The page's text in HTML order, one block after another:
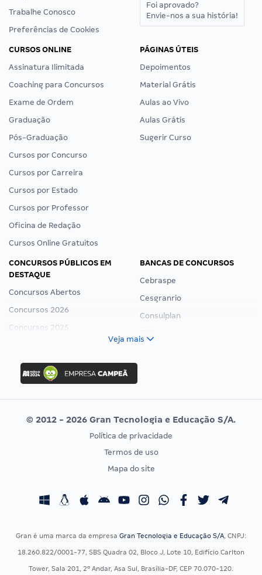
Trabalhe Conosco
Preferências de Cookies
Foi aprovado?
Envie-nos a sua história!
CURSOS ONLINE
Assinatura Ilimitada
Coaching para Concursos
Exame de Ordem
Graduação
Pós-Graduação
Cursos por Concurso
Cursos por Carreira
Cursos por Estado
Cursos por Professor
Oficina de Redação
Cursos Online Gratuitos
PÁGINAS ÚTEIS
Depoimentos
Material Grátis
Aulas ao Vivo
Aulas Grátis
Sugerir Curso
CONCURSOS PÚBLICOS EM
DESTAQUE
Concursos Abertos
Concursos 2026
Concursos 2025
Concurso Ibama
Concurso MPU
Editais publicados
BANCAS DE CONCURSOS
Cebraspe
Cesgranrio
Consulplan
Vunesp
CONCURSOS POR PROFISSÃO
Concursos Fiscais
Concursos Saúde
EXAME DE ORDEM
Calendário OAB
Veja mais
© 2012 - 2026 Gran Tecnologia e Educação S/A.
Política de privacidade
Termos de uso
Mapa do site
Gran é uma marca da empresa Gran Tecnologia e Educação S/A, CNPJ:
18.260.822/0001-77, SBS Quadra 02, Bloco J, Lote 10, Edifício Carlton
Tower, Sala 201, 2º Andar, Asa Sul, Brasília-DF, CEP 70.070-120.